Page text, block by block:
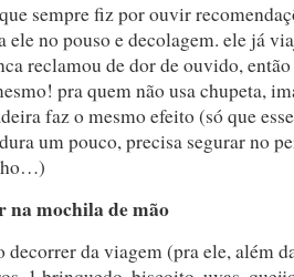
sempre fiz por ouvir
ele no pouso e decolagem. ele já
reclamou de dor de ouvido,
pra quem não usa chupeta,
faz o mesmo efeito (só que
um pouco, precisa segurar no
na mochila de mão
decorrer da viagem (pra ele, além